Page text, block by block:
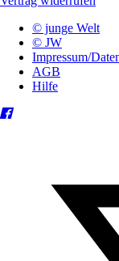
© junge Welt
© JW
Impressum/
AGB
Hilfe